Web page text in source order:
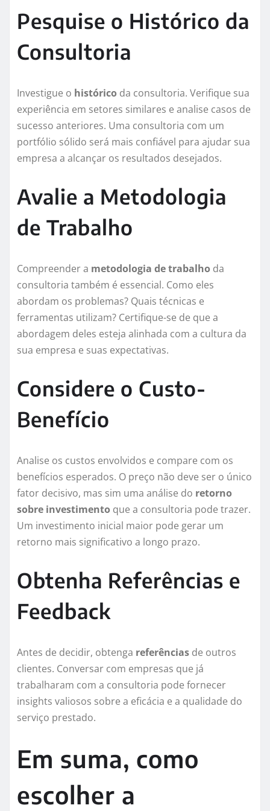
Pesquise o Histórico da
Consultoria
Investigue o histórico da consultoria. Verifique sua
experiência em setores similares e analise casos de
sucesso anteriores. Uma consultoria com um
portfólio sólido será mais confiável para ajudar sua
empresa a alcançar os resultados desejados.
Avalie a Metodologia
de Trabalho
Compreender a metodologia de trabalho da
consultoria também é essencial. Como eles
abordam os problemas? Quais técnicas e
ferramentas utilizam? Certifique-se de que a
abordagem deles esteja alinhada com a cultura da
sua empresa e suas expectativas.
Considere o Custo-
Benefício
Analise os custos envolvidos e compare com os
benefícios esperados. O preço não deve ser o único
fator decisivo, mas sim uma análise do retorno
sobre investimento que a consultoria pode trazer.
Um investimento inicial maior pode gerar um
retorno mais significativo a longo prazo.
Obtenha Referências e
Feedback
Antes de decidir, obtenga referências de outros
clientes. Conversar com empresas que já
trabalharam com a consultoria pode fornecer
insights valiosos sobre a eficácia e a qualidade do
serviço prestado.
Em suma, como
escolher a